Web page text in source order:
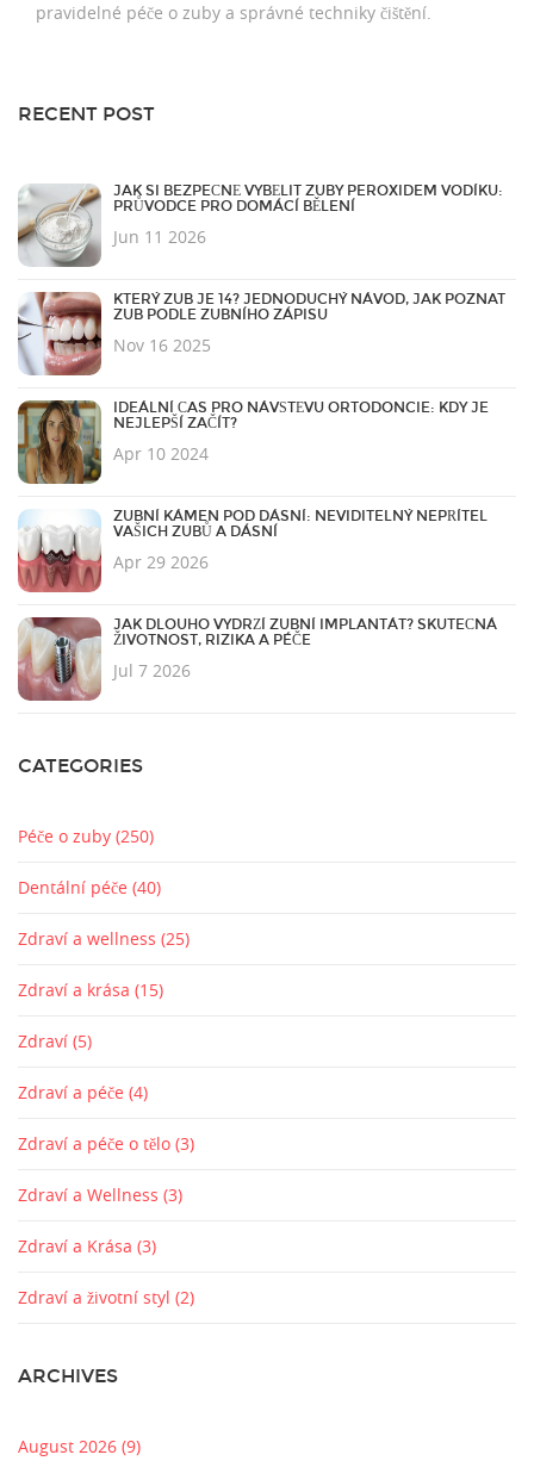
pravidelné péče o zuby a správné techniky čištění.
RECENT POST
JAK SI BEZPEČNĚ VYBĚLIT ZUBY PEROXIDEM VODÍKU:
PRŮVODCE PRO DOMÁCÍ BĚLENÍ
Jun 11 2026
KTERÝ ZUB JE 14? JEDNODUCHÝ NÁVOD, JAK POZNAT
ZUB PODLE ZUBNÍHO ZÁPISU
Nov 16 2025
IDEÁLNÍ ČAS PRO NÁVŠTĚVU ORTODONCIE: KDY JE
NEJLEPŠÍ ZAČÍT?
Apr 10 2024
ZUBNÍ KÁMEN POD DÁSNÍ: NEVIDITELNÝ NEPŘÍTEL
VAŠICH ZUBŮ A DÁSNÍ
Apr 29 2026
JAK DLOUHO VYDRŽÍ ZUBNÍ IMPLANTÁT? SKUTEČNÁ
ŽIVOTNOST, RIZIKA A PÉČE
Jul 7 2026
CATEGORIES
Péče o zuby (250)
Dentální péče (40)
Zdraví a wellness (25)
Zdraví a krása (15)
Zdraví (5)
Zdraví a péče (4)
Zdraví a péče o tělo (3)
Zdraví a Wellness (3)
Zdraví a Krása (3)
Zdraví a životní styl (2)
ARCHIVES
August 2026 (9)